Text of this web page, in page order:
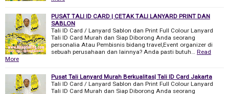
PUSAT TALI ID CARD | CETAK TALI LANYARD PRINT DAN
SABLON
Tali ID Card / Lanyard Sablon dan Print Full Colour Lanyard
Tali ID Card Murah dan Siap Diborong Anda seorang
personalia Atau Pembisnis bidang travel,Event organizer di
sebuah perusahaan dan lainnya? Anda pasti butuh… Read
More
Pusat Tali Lanyard Murah Berkualitas| Tali ID Card Jakarta
Tali ID Card / Lanyard Sablon dan Print Full Colour Lanyard
Tali ID Card Murah dan Siap Diborong Anda seorang